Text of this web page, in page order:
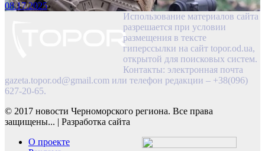
08.17.2025
Использование материалов сайта
разрешается при условии
размещения в тексте
гиперссылки на сайт topor.od.ua,
открытой для поисковых систем.
Контакты: электронная почта
gazeta.topor.od@gmail.com или телефон редакции – +38(096)
627-20-65.
© 2017 новости Черноморского региона. Все права
защищены... | Разработка сайта
О проекте